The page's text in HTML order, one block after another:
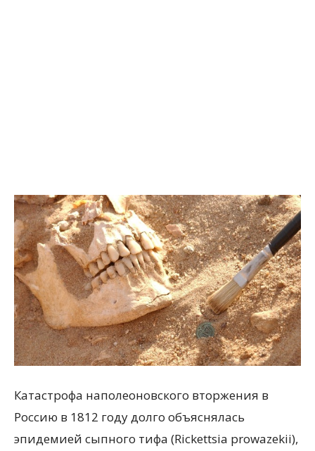
Катастрофа наполеоновского вторжения в
Россию в 1812 году долго объяснялась
эпидемией сыпного тифа (Rickettsia prowazekii),